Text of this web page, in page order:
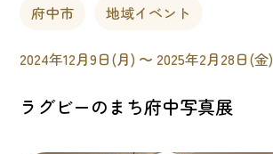
府中市 地域イベント
2024年12月9日(月) 〜 2025年2月28日(金)
ラグビーのまち府中写真展